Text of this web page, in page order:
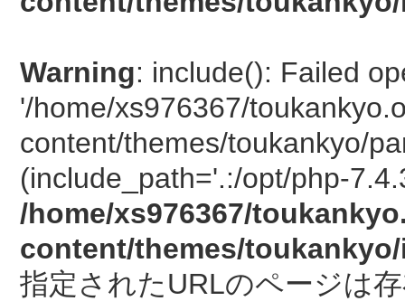
Warning: include(): Failed
'/home/xs976367/
content/themes/toukankyo/
(include_path='.:/opt/php-
/home/xs976367/
content/themes/
指定されたURLのページは